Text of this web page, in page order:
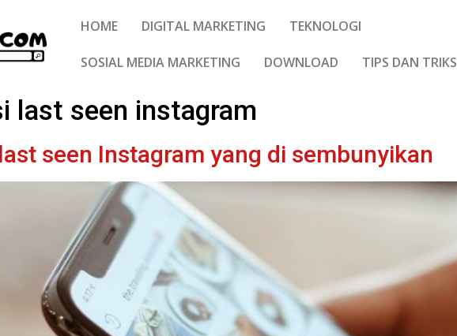
HOME DIGITAL MARKETING TEKNOLOGI
SOSIAL MEDIA MARKETING DOWNLOAD TIPS DAN TRIKS
last seen instagram
seen Instagram yang di sembunyikan